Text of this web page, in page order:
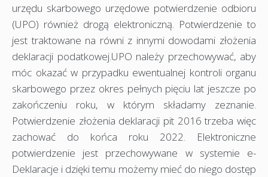
urzędu skarbowego urzędowe potwierdzenie odbioru
(UPO) również drogą elektroniczną. Potwierdzenie to
jest traktowane na równi z innymi dowodami złożenia
deklaracji podatkowej.UPO należy przechowywać, aby
móc okazać w przypadku ewentualnej kontroli organu
skarbowego przez okres pełnych pięciu lat jeszcze po
zakończeniu roku, w którym składamy zeznanie.
Potwierdzenie złożenia deklaracji pit 2016 trzeba więc
zachować do końca roku 2022. Elektroniczne
potwierdzenie jest przechowywane w systemie e-
Deklaracje i dzięki temu możemy mieć do niego dostęp